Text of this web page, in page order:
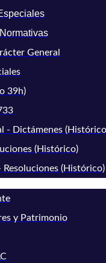
General
39h)
- Dictámenes
(Histórico)
(Histórico)
y Patrimonio